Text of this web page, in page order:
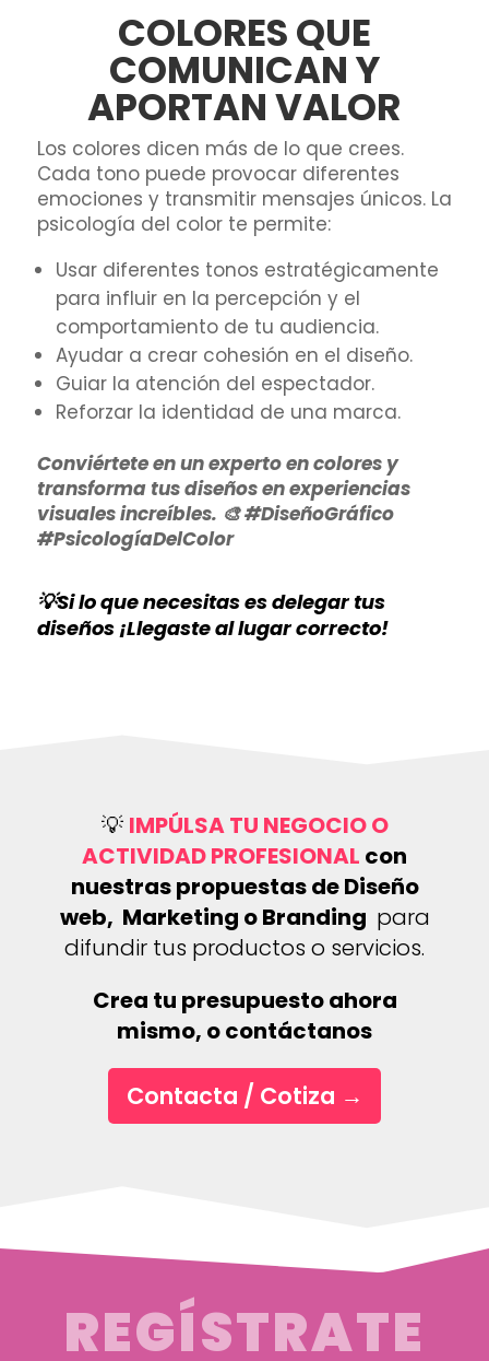
COLORES QUE
COMUNICAN Y
APORTAN VALOR
Los colores dicen más de lo que crees.
Cada tono puede provocar diferentes
emociones y transmitir mensajes únicos. La
psicología del color te permite:
Usar diferentes tonos estratégicamente
para influir en la percepción y el
comportamiento de tu audiencia.
Ayudar a crear cohesión en el diseño.
Guiar la atención del espectador.
Reforzar la identidad de una marca.
Conviértete en un experto en colores y
transforma tus diseños en experiencias
visuales increíbles. 🎨 #DiseñoGráfico
#PsicologíaDelColor
💡Si lo que necesitas es delegar tus
diseños ¡Llegaste al lugar correcto!
💡 IMPÚLSA TU NEGOCIO O
ACTIVIDAD PROFESIONAL con
nuestras propuestas de Diseño
web, Marketing o Branding para
difundir tus productos o servicios.
Crea tu presupuesto ahora
mismo, o contáctanos
Contacta / Cotiza →
REGÍSTRATE